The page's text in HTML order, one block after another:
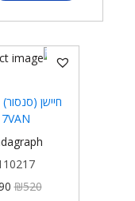
17VAN
Vandagraph
0110217
₪520
₪ 490